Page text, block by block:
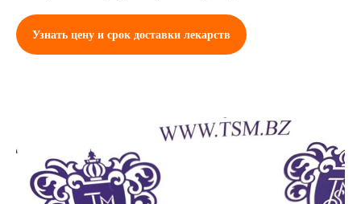
Узнать цену и срок доставки лекарств